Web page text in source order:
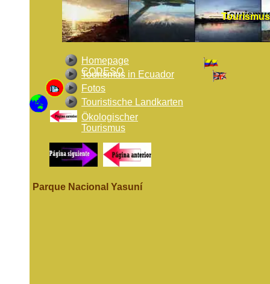
Parque Nacional Yasuní
Ökologischer
Tourismus
Homepage
CODESO
Tourismus in Ecuador
Fotos
Touristische Landkarten